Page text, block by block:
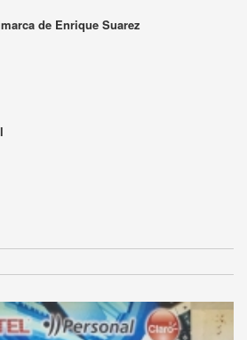
de Enrique Suarez